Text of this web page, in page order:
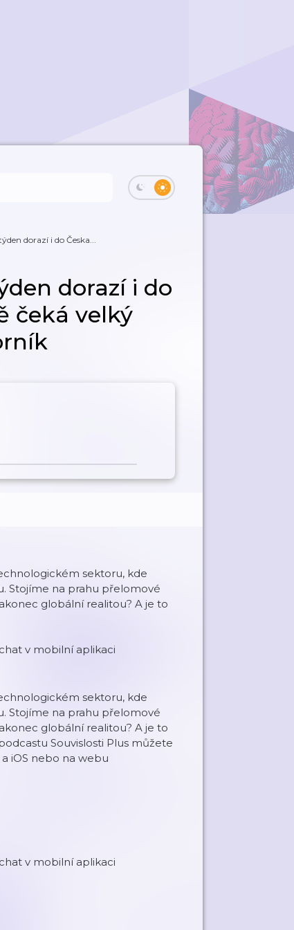
dorazí i do Česka...
dorazí i do
čeká velký
sektoru, kde
Stojíme na prahu přelomové
globální realitou? A je to
v mobilní aplikaci
sektoru, kde
Stojíme na prahu přelomové
globální realitou? A je to
Souvislosti Plus můžete
iOS nebo na webu
v mobilní aplikaci